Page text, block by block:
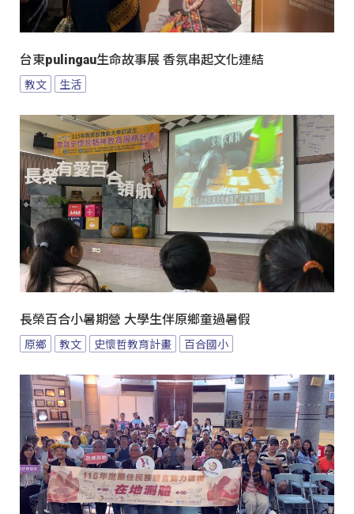
台東pulingau生命故事展 香氛串起文化連結
教文 生活
長榮百合小暑期營 大學生伴原鄉童過暑假
原鄉 教文 史懷哲教育計畫 百合國小